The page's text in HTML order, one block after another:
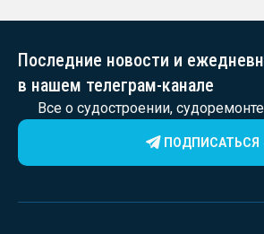
Последние новости и
в нашем телеграм-канале
Все о судостроении,
ПОДПИСАТЬСЯ